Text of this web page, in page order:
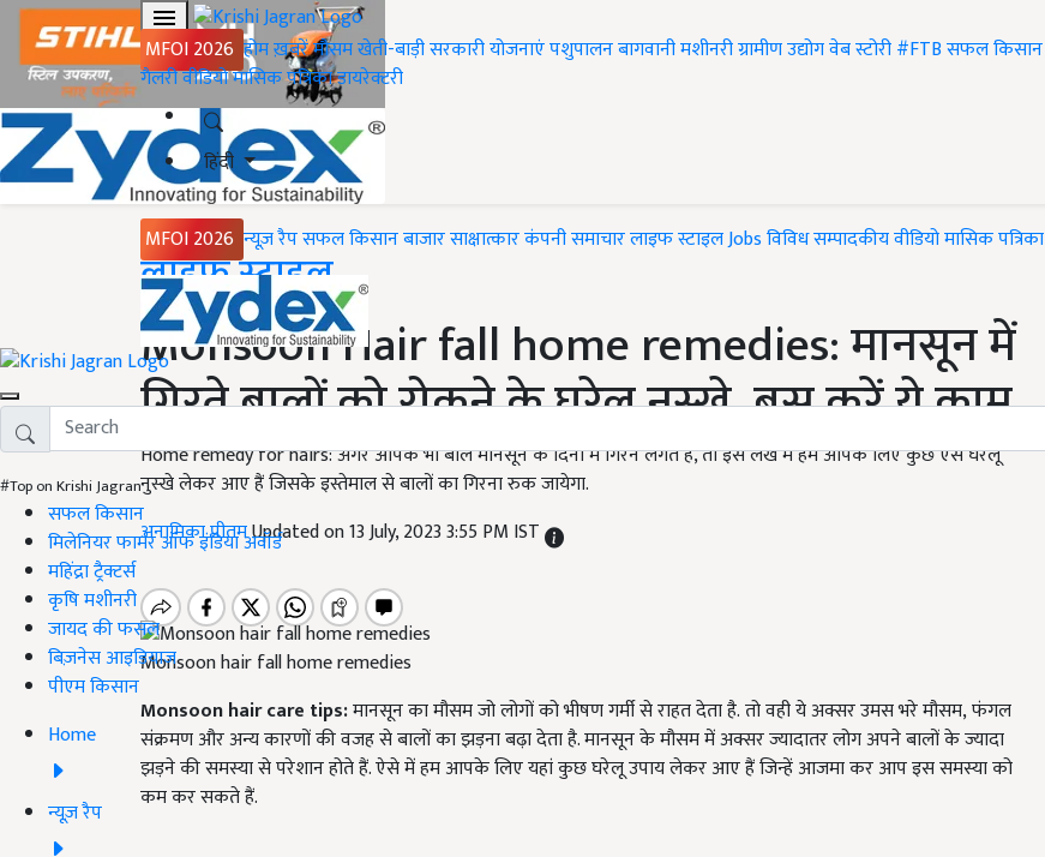
MFOI 2026 होमख़बरेंमौसमखेती-बाड़ीसरकारी योजनाएंपशुपालनबागवानीमशीनरीग्रामीण उद्योगवेब स्टोरी#FTBसफल किसान
गैलरीवीडियोमासिक पत्रिकाडायरेक्टरी
हिंदी
MFOI 2026 न्यूज़ रैपसफल किसानबाजारसाक्षात्कारकंपनी समाचारलाइफ स्टाइलJobsविविधसम्पादकीयवीडियोमासिक पत्रिका
#Top on Krishi Jagran
सफल किसान
मिलेनियर फार्मर ऑफ इंडिया अवॉर्ड
महिंद्रा ट्रैक्टर्स
कृषि मशीनरी
जायद की फसल
बिज़नेस आइडियाज
पीएम किसान
Home
न्यूज़ रैप
Home
लाइफ स्टाइल
Monsoon Hair fall home remedies: मानसून में
गिरते बालों को रोकने के घरेलू नुस्खे, बस करें ये काम
Home remedy for hairs: अगर आपके भी बाल मानसून के दिनों में गिरने लगते हैं, तो इस लेख में हम आपके लिए कुछ ऐसे घरेलू
नुस्खे लेकर आए हैं जिसके इस्तेमाल से बालों का गिरना रुक जायेगा.
अनामिका प्रीतमUpdated on 13 July, 2023 3:55 PM IST
Monsoon hair fall home remedies
Monsoon hair care tips:मानसून का मौसम जो लोगों को भीषण गर्मी से राहत देता है.तो वही ये अक्सर उमस भरे मौसम,फंगल
संक्रमण और अन्य कारणों की वजह से बालों का झड़ना बढ़ा देता है. मानसून के मौसम में अक्सर ज्यादातर लोग अपने बालों के ज्यादा
झड़ने की समस्या से परेशान होते हैं. ऐसे में हम आपके लिए यहां कुछ घरेलू उपाय लेकर आए हैं जिन्हें आजमा कर आप इस समस्या को
कम कर सकते हैं.